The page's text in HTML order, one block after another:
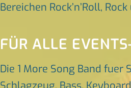
Bereichen Rock’n’Roll,
FÜR ALLE
Die 1 More Song Band